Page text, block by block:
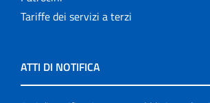
Tariffe dei servizi a terzi
ATTI DI NOTIFICA